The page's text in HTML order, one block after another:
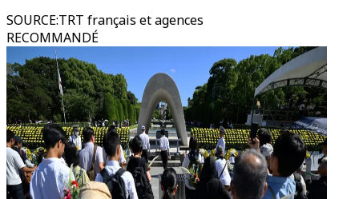
SOURCE:TRT français et agences
RECOMMANDÉ